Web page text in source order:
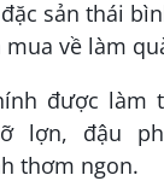
được làm
lợn, đậu
thơm ngon.